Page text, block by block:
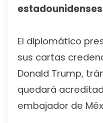
El diplomático
sus cartas
Donald Trump,
quedará
embajador de